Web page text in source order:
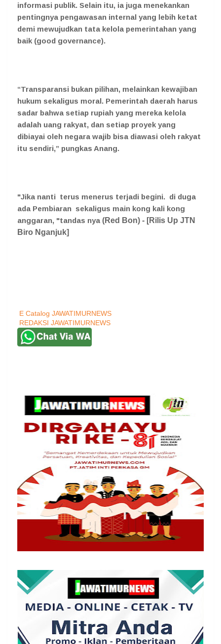
informasi publik. Selain itu, ia juga menekankan
pentingnya pengawasan internal yang lebih ketat
demi mewujudkan tata kelola pemerintahan yang
baik (good governance).
“Transparansi bukan pilihan, melainkan kewajiban
hukum sekaligus moral. Pemerintah daerah harus
sadar bahwa setiap rupiah yang mereka kelola
adalah uang rakyat, dan setiap proyek yang
dibiayai oleh negara wajib bisa diawasi oleh rakyat
itu sendiri,” pungkas Anang.
"Jika nanti terus menerus terjadi begini. di duga
ada Pembiaran sekaligus main kong kali kong
anggaran, "tandas nya (Red Bon) - [Rilis Up JTN
Biro Nganjuk]
E Catalog JAWATIMURNEWS
REDAKSI JAWATIMURNEWS